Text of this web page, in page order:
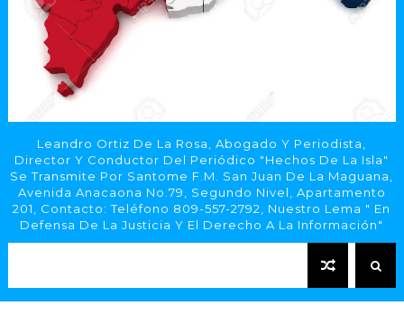
Leandro Ortiz De La Rosa, Abogado Y Periodista,
Director Y Conductor Del Periódico "Hechos De La Isla"
Se Transmite Por Santome F.M. San Juan De La Maguana,
Avenida Anacaona No.79, Segundo Nivel, Apartamento
201, Contacto: Teléfono 809-557-2792, Nuestro Lema " En
Defensa De La Justicia Y El Derecho A La Información"